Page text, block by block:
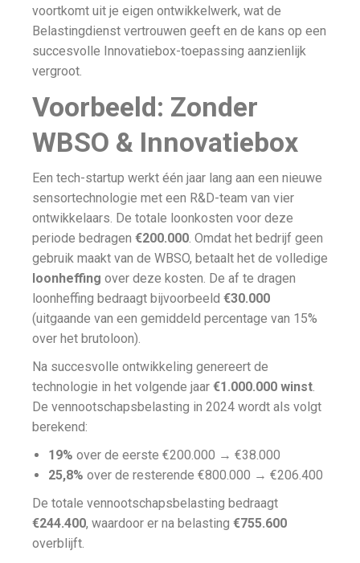
voortkomt uit je eigen ontwikkelwerk, wat de
Belastingdienst vertrouwen geeft en de kans op een
succesvolle Innovatiebox-toepassing aanzienlijk
vergroot.
Voorbeeld: Zonder
WBSO & Innovatiebox
Een tech-startup werkt één jaar lang aan een nieuwe
sensortechnologie met een R&D-team van vier
ontwikkelaars. De totale loonkosten voor deze
periode bedragen €200.000. Omdat het bedrijf geen
gebruik maakt van de WBSO, betaalt het de volledige
loonheffing over deze kosten. De af te dragen
loonheffing bedraagt bijvoorbeeld €30.000
(uitgaande van een gemiddeld percentage van 15%
over het brutoloon).
Na succesvolle ontwikkeling genereert de
technologie in het volgende jaar €1.000.000 winst.
De vennootschapsbelasting in 2024 wordt als volgt
berekend:
19% over de eerste €200.000 → €38.000
25,8% over de resterende €800.000 → €206.400
De totale vennootschapsbelasting bedraagt
€244.400, waardoor er na belasting €755.600
overblijft.